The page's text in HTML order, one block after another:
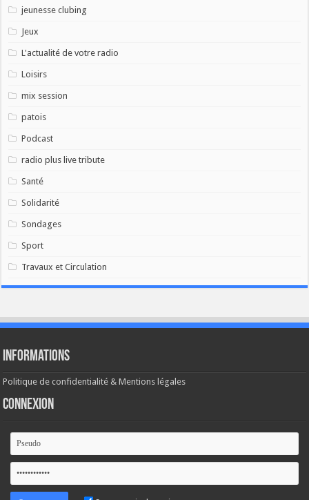
jeunesse clubing
Jeux
L'actualité de votre radio
Loisirs
mix session
patois
Podcast
radio plus live tribute
Santé
Solidarité
Sondages
Sport
Travaux et Circulation
Informations
Politique de confidentialité & Mentions légales
Connexion